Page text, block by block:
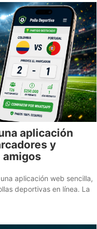
aplicación
y
aplicación web sencilla,
deportivas en línea. La